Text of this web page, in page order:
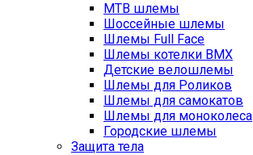
MTB шлемы
Шоссейные шлемы
Шлемы Full Face
Шлемы котелки BMX
Детские велошлемы
Шлемы для Роликов
Шлемы для самокатов
Шлемы для моноколеса
Городские шлемы
Защита тела